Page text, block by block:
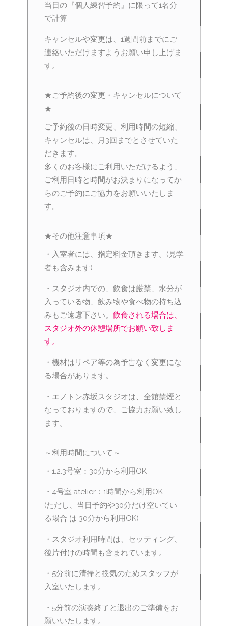
当日の『個人練習予約』に限って1名分
で計算
キャンセルや変更は、1週間前までにご
連絡いただけますようお願い申し上げま
す。
★ご予約後の変更・キャンセルについて
★
ご予約後の日時変更、利用時間の短縮、
キャンセルは、月3回までとさせていた
だきます。
多くのお客様にご利用いただけるよう、
ご利用日時と時間がお決まりになってか
らのご予約にご協力をお願いいたしま
す。
★その他注意事項★
・入室者には、指定料金頂きます。(見学
者も含みます)
・スタジオ内での、飲食は厳禁、水分が
入っている物、飲み物や食べ物の持ち込
みもご遠慮下さい。 飲食される場合は、
スタジオ外の休憩場所でお願い致しま
す。
・機材はリペア等の為予告なく変更にな
る場合があります。
・エノトン赤坂スタジオは、全館禁煙と
なっておりますので、ご協力お願い致し
ます。
～利用時間について～
・1.2.3号室：30分から利用OK
・4号室.atelier：1時間から利用OK
(ただし、当日予約や30分だけ空いてい
る場合 は 30分から利用OK)
・スタジオ利用時間は、セッティング、
後片付けの時間も含まれています。
・5分前に清掃と換気のためスタッフが
入室いたします。
・5分前の演奏終了と退出のご準備をお
願いいたします。